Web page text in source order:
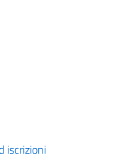
iscrizioni